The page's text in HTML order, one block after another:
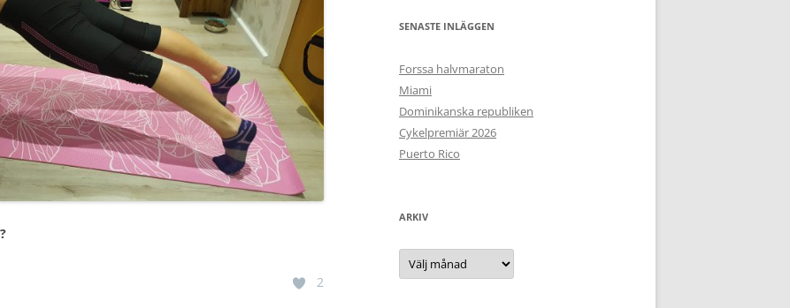
2
SENASTE INLÄGGEN
Forssa halvmaraton
Miami
Dominikanska republiken
Cykelpremiär 2026
Puerto Rico
ARKIV
Arkiv